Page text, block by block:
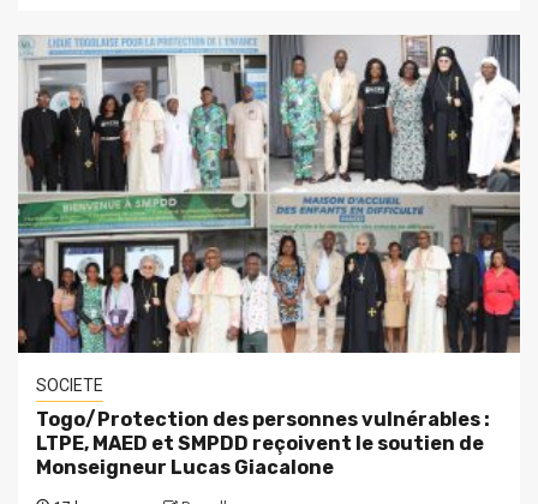
SOCIETE
Togo/Protection des personnes vulnérables :
LTPE, MAED et SMPDD reçoivent le soutien de
Monseigneur Lucas Giacalone